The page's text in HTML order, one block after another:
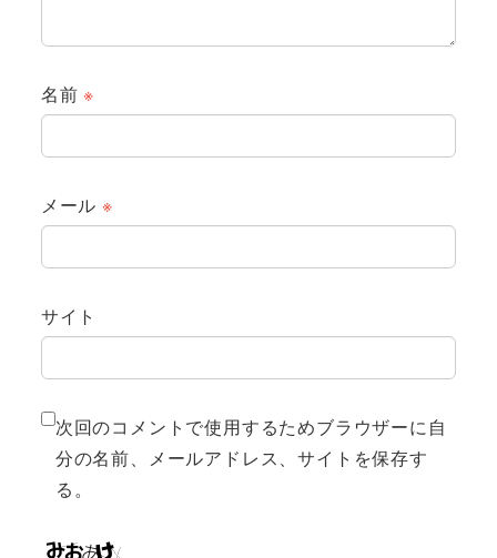
名前※
メール ※
サイト
次回のコメントで使用するためブラウザーに自
分の名前、メールアドレス、サイトを保存す
る。